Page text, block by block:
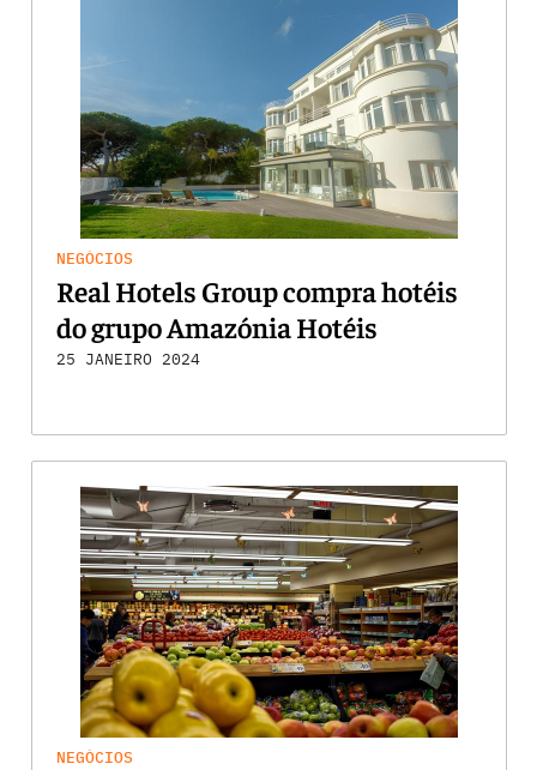
NEGÓCIOS
Real Hotels Group compra hotéis
do grupo Amazónia Hotéis
25 JANEIRO 2024
NEGÓCIOS